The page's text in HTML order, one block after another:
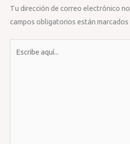
Tu dirección de correo electrónico
campos obligatorios están marcados